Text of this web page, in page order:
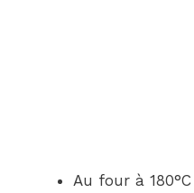
Au four à